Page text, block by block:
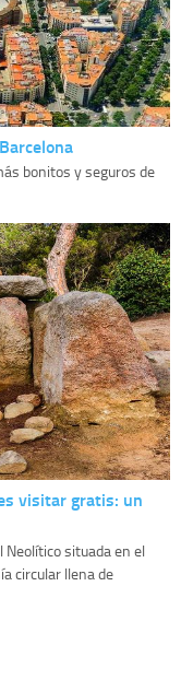
bonitos y seguros de
visitar gratis: un
Neolítico situada en el
circular llena de